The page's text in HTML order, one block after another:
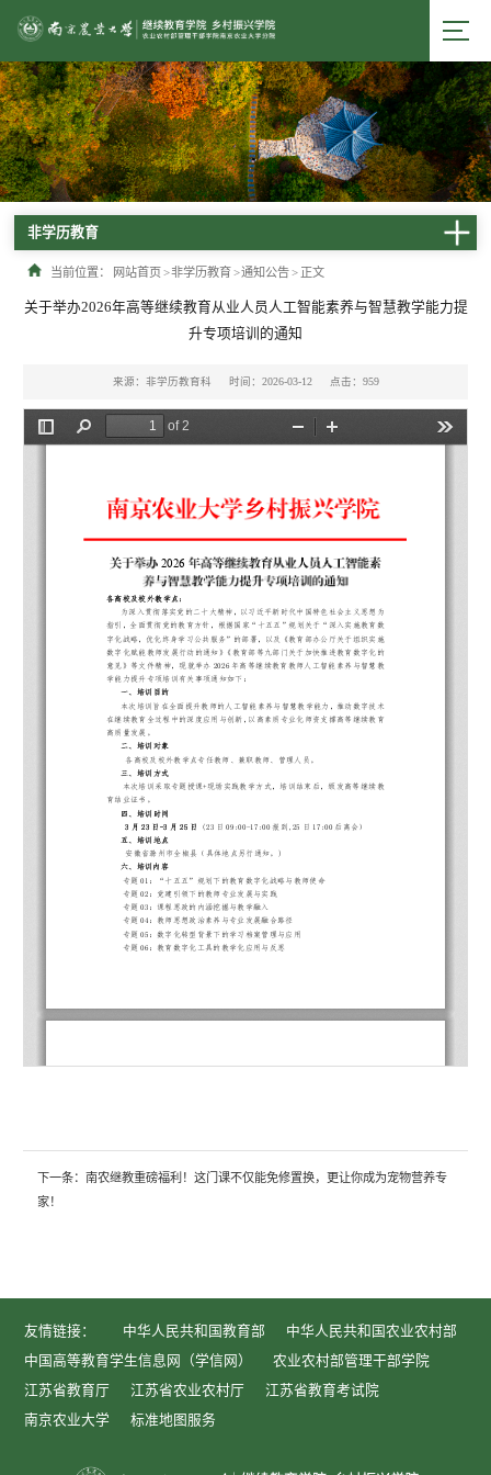
非学历教育
当前位置： 网站首页 >非学历教育 >通知公告> 正文
关于举办2026年高等继续教育从业人员人工智能素养与智慧教学能力提
升专项培训的通知
来源：非学历教育科 时间：2026-03-12 点击： 959
下一条： 南农继教重磅福利！这门课不仅能免修置换，更让你成为宠物营养专
家！
友情链接： 中华人民共和国教育部
中华人民共和国农业农村部
中国高等教育学生信息网（学信网）
农业农村部管理干部学院
江苏省教育厅
江苏省农业农村厅
江苏省教育考试院
南京农业大学
标准地图服务